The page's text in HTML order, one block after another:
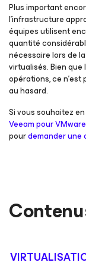
Plus important
l’infrastructure
équipes utilisent
quantité
nécessaire lors de
virtualisés. Bien
opérations, ce
au hasard.
Si vous souhaitez
Veeam pour VMware
pourdemander une